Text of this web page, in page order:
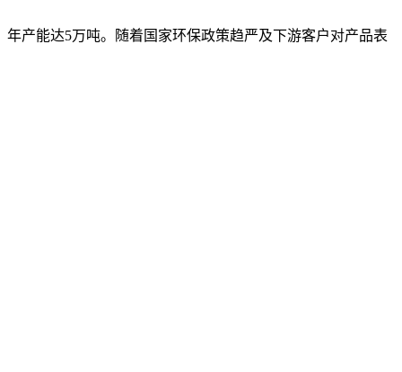
产能达5万吨。随着国家环保政策趋严及下游客户对产品表